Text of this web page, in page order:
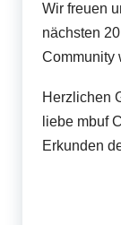
Wir freuen
nächsten
Community
Herzlichen
liebe mbuf
Erkunden